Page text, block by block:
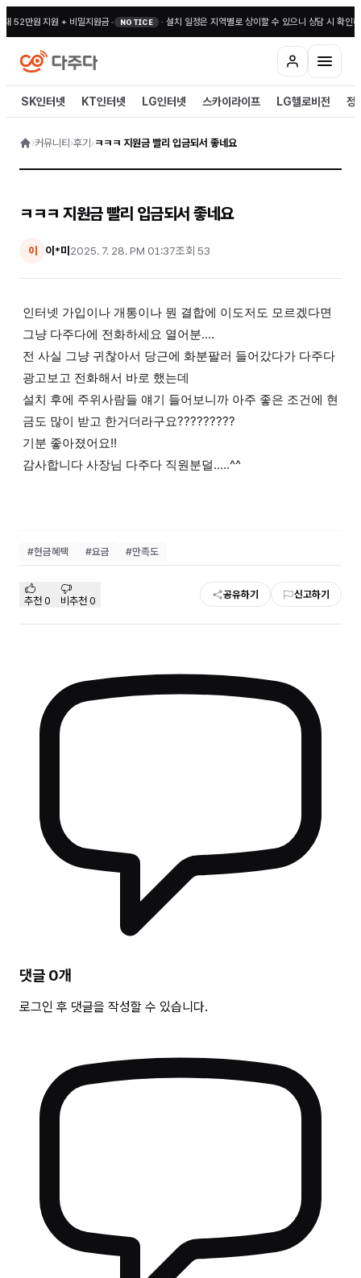
52만원 지원 + 비밀지원금• NOTICE · 설치 일정은 지역별로 상이할 수 있으니 상담 시 확인해
SK인터넷 KT인터넷 LG인터넷 스카이라이프 LG헬로비전 정
›커뮤니티 ›후기 › ㅋㅋㅋ 지원금 빨리 입금되서 좋네요
ㅋㅋㅋ 지원금 빨리 입금되서 좋네요
이 이*미 2025. 7. 28. PM 01:37조회 53
인터넷 가입이나 개통이나 뭔 결합에 이도저도 모르겠다면
그냥 다주다에 전화하세요 열어분....
전 사실 그냥 귀찮아서 당근에 화분팔러 들어갔다가 다주다
광고보고 전화해서 바로 했는데
설치 후에 주위사람들 얘기 들어보니까 아주 좋은 조건에 현
금도 많이 받고 한거더라구요?????????
기분 좋아졌어요!!
감사합니다 사장님 다주다 직원분덜.....^^
#현금혜택 #요금 #만족도
추천 0 비추천 0 공유하기 신고하기
댓글 0개
로그인 후 댓글을 작성할 수 있습니다.